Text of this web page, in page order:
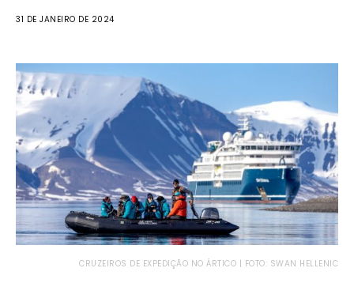
31 DE JANEIRO DE 2024
CRUZEIROS DE EXPEDIÇÃO NO ÁRTICO | FOTO: SWAN HELLENIC